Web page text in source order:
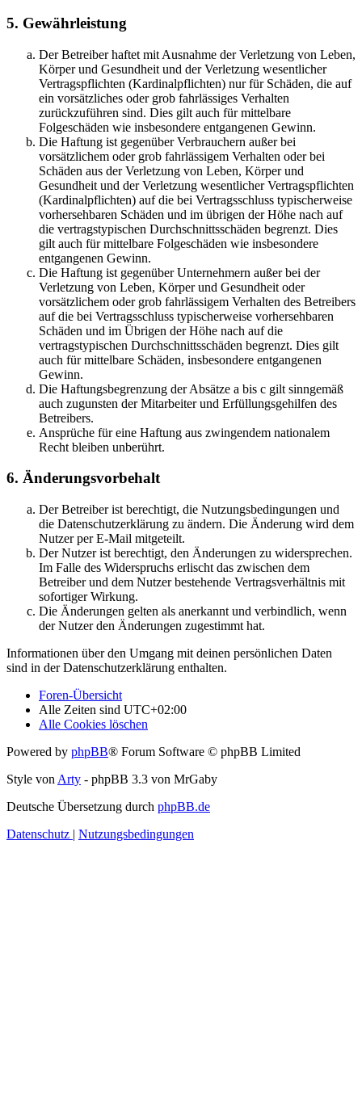
5. Gewährleistung
Der Betreiber haftet mit Ausnahme der Verletzung von Leben,
Körper und Gesundheit und der Verletzung wesentlicher
Vertragspflichten (Kardinalpflichten) nur für Schäden, die auf
ein vorsätzliches oder grob fahrlässiges Verhalten
zurückzuführen sind. Dies gilt auch für mittelbare
Folgeschäden wie insbesondere entgangenen Gewinn.
Die Haftung ist gegenüber Verbrauchern außer bei
vorsätzlichem oder grob fahrlässigem Verhalten oder bei
Schäden aus der Verletzung von Leben, Körper und
Gesundheit und der Verletzung wesentlicher Vertragspflichten
(Kardinalpflichten) auf die bei Vertragsschluss typischerweise
vorhersehbaren Schäden und im übrigen der Höhe nach auf
die vertragstypischen Durchschnittsschäden begrenzt. Dies
gilt auch für mittelbare Folgeschäden wie insbesondere
entgangenen Gewinn.
Die Haftung ist gegenüber Unternehmern außer bei der
Verletzung von Leben, Körper und Gesundheit oder
vorsätzlichem oder grob fahrlässigem Verhalten des Betreibers
auf die bei Vertragsschluss typischerweise vorhersehbaren
Schäden und im Übrigen der Höhe nach auf die
vertragstypischen Durchschnittsschäden begrenzt. Dies gilt
auch für mittelbare Schäden, insbesondere entgangenen
Gewinn.
Die Haftungsbegrenzung der Absätze a bis c gilt sinngemäß
auch zugunsten der Mitarbeiter und Erfüllungsgehilfen des
Betreibers.
Ansprüche für eine Haftung aus zwingendem nationalem
Recht bleiben unberührt.
6. Änderungsvorbehalt
Der Betreiber ist berechtigt, die Nutzungsbedingungen und
die Datenschutzerklärung zu ändern. Die Änderung wird dem
Nutzer per E-Mail mitgeteilt.
Der Nutzer ist berechtigt, den Änderungen zu widersprechen.
Im Falle des Widerspruchs erlischt das zwischen dem
Betreiber und dem Nutzer bestehende Vertragsverhältnis mit
sofortiger Wirkung.
Die Änderungen gelten als anerkannt und verbindlich, wenn
der Nutzer den Änderungen zugestimmt hat.
Informationen über den Umgang mit deinen persönlichen Daten
sind in der Datenschutzerklärung enthalten.
Foren-Übersicht
Alle Zeiten sind UTC+02:00
Alle Cookies löschen
Powered by phpBB® Forum Software © phpBB Limited
Style von Arty - phpBB 3.3 von MrGaby
Deutsche Übersetzung durch phpBB.de
Datenschutz | Nutzungsbedingungen